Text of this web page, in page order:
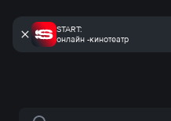
START:
онлайн -кинотеатр